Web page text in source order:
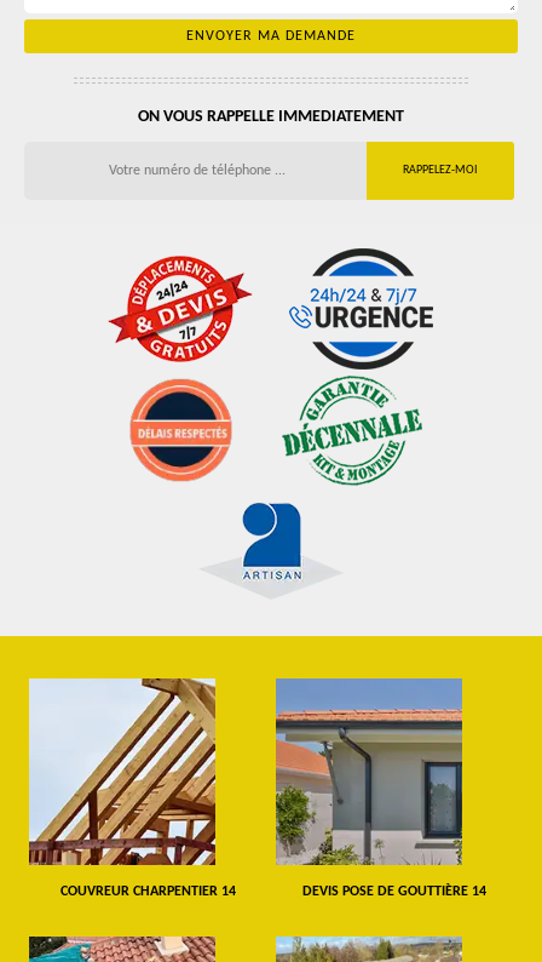
ON VOUS RAPPELLE IMMEDIATEMENT
COUVREUR CHARPENTIER 14 DEVIS POSE DE GOUTTIÈRE 14